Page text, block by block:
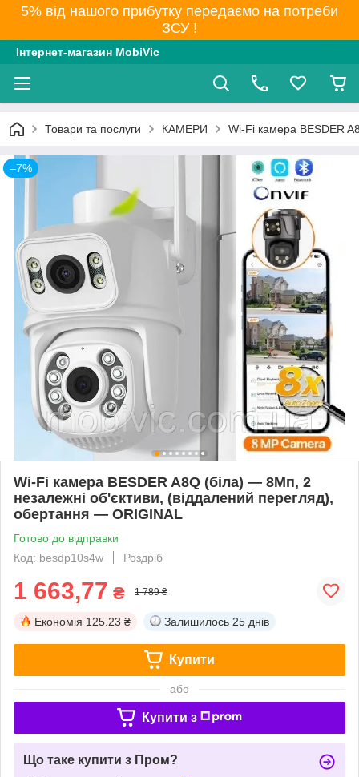
5% від нашого прибутку передаємо на потреби
ЗСУ !
Інтернет-магазин MobiVic
Товари та послуги КАМЕРИ Wi-Fi камера BESDER
–7%
Wi-Fi камера BESDER A8Q (біла) — 8Мп, 2
незалежні об'єктиви, (віддалений перегляд),
обертання — ORIGINAL
Готово до відправки
Код: besdp10s4w
Роздріб
1 663,77 ₴ 1 789 ₴
Економія 125.23 ₴ Залишилось 25 днів
Купити
або
Купити з
Що таке купити з Пром?